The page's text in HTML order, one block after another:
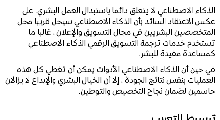
الذكاء الاصطناعي لا يتعلق دائما باستبدال العمل البشري. على
عكس الاعتقاد السائد بأن الذكاء الاصطناعي سيحل قريبا محل
المتخصصين البشريين في مجال التسويق والإعلان ، غالبا ما
تستخدم خدمات ترجمة التسويق الرقمي الذكاء الاصطناعي
كمساعدة مفيدة للبشر.
في حين أن الذكاء الاصطناعي الأدوات يمكن أن تغطي كل هذه
العمليات بنفس نتائج الجودة ، إلا أن الخيال البشري والإبداع لا يزالان
حاسمين لضمان نجاح التخصيص والتوطين.